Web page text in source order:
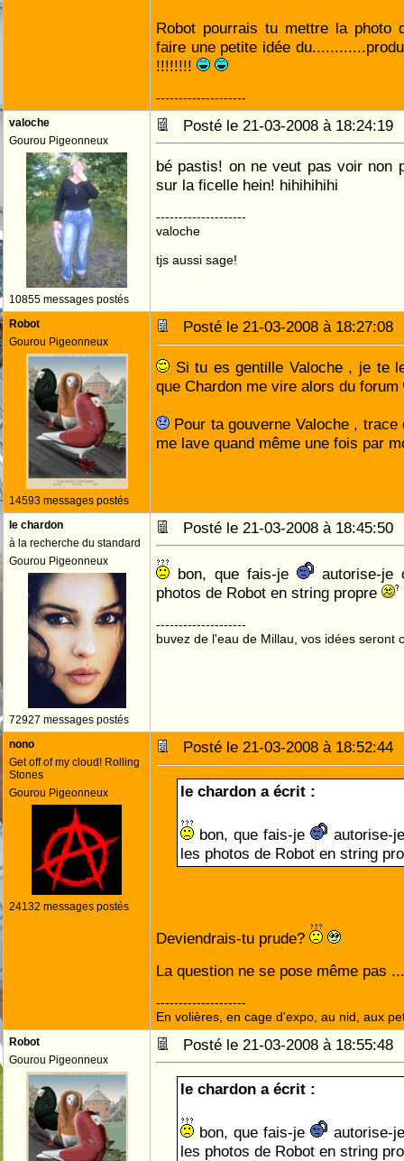
Robot pourrais tu mettre la photo
faire une petite idée
!!!!!!!!
--------------------
valoche
Gourou Pigeonneux
10855 messages postés
Posté le 21-03-2008 à
bé pastis! on ne veut pas voir non
sur la ficelle hein! hihihihihi
--------------------
valoche
tjs aussi sage!
Robot
Gourou Pigeonneux
14593 messages postés
Posté le 21-03-2008 à
Si tu es gentille Valoche , je te
que Chardon me vire alors du forum
Pour ta gouverne Valoche ,
me lave quand même une fois par
le chardon
à la recherche du standard
Gourou Pigeonneux
72927 messages postés
Posté le 21-03-2008 à
bon, que fais-je
autorise-je
photos de Robot en string propre
--------------------
buvez de l'eau de Millau, vos idées seront
nono
Get off of my cloud! Rolling
Stones
Gourou Pigeonneux
24132 messages postés
Posté le 21-03-2008 à
le chardon a écrit :
bon, que fais-je
autorise-
les photos de Robot en string
Deviendrais-tu prude?
La question ne se pose même pas
--------------------
En volières, en cage d'expo, au nid, aux
Robot
Gourou Pigeonneux
Posté le 21-03-2008 à
le chardon a écrit :
bon, que fais-je
autorise-
les photos de Robot en string